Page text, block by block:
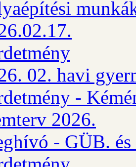
02. havi
-
2026.
- GÜB.